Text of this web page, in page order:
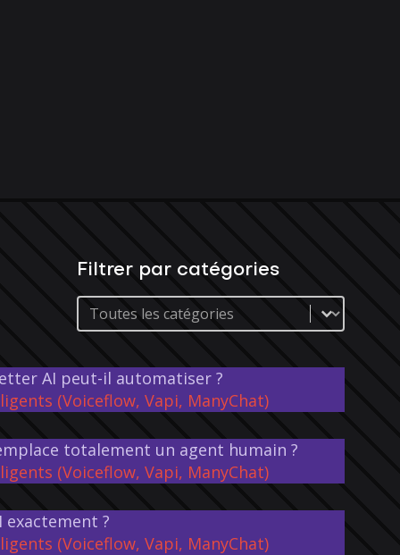
Filtrer par catégories
FAQs categories
AI peut-il automatiser ?
(Voiceflow, Vapi, ManyChat)
totalement un agent humain ?
(Voiceflow, Vapi, ManyChat)
exactement ?
(Voiceflow, Vapi, ManyChat)